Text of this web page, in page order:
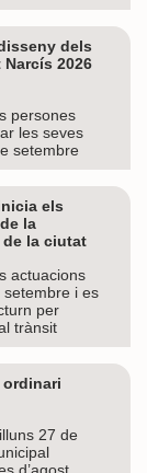
dels
2026
persones
les seves
setembre
els
la
la ciutat
actuacions
i es
per
trànsit
ordinari
27 de
d’agost